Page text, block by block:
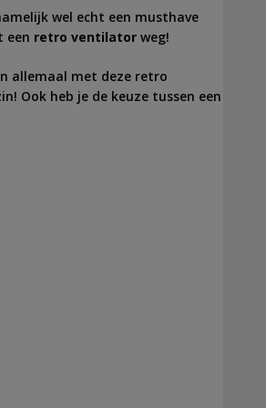
wel echt een musthave
een retro ventilator weg!
allemaal met deze retro
Ook heb je de keuze tussen een